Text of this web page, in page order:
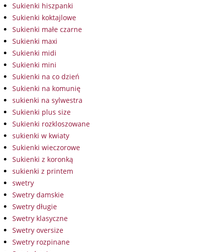
Sukienki hiszpanki
Sukienki koktajlowe
Sukienki małe czarne
Sukienki maxi
Sukienki midi
Sukienki mini
Sukienki na co dzień
Sukienki na komunię
sukienki na sylwestra
Sukienki plus size
Sukienki rozkloszowane
sukienki w kwiaty
Sukienki wieczorowe
Sukienki z koronką
sukienki z printem
swetry
Swetry damskie
Swetry długie
Swetry klasyczne
Swetry oversize
Swetry rozpinane